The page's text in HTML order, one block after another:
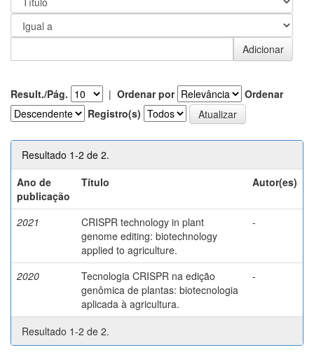
Result./Pág. | Ordenar por
Ordenar
Registro(s)
Resultado 1-2 de 2.
Ano de
publicação
Título Autor(es)
2021
CRISPR technology in plant
genome editing: biotechnology
applied to agriculture.
-
2020
Tecnologia CRISPR na edição
genômica de plantas: biotecnologia
aplicada à agricultura.
-
Resultado 1-2 de 2.